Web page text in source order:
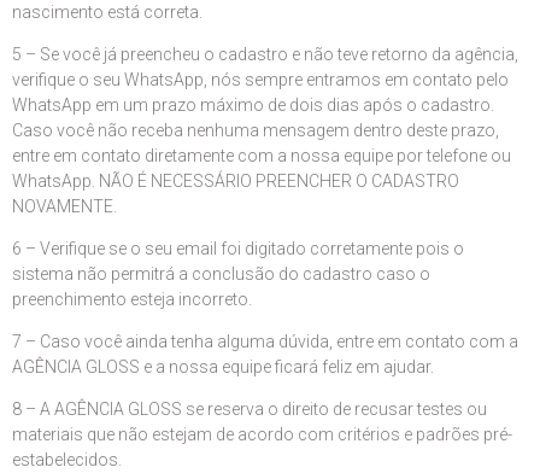
nascimento está correta.
5 – Se você já preencheu o cadastro e não teve retorno da agência,
verifique o seu WhatsApp, nós sempre entramos em contato pelo
WhatsApp em um prazo máximo de dois dias após o cadastro.
Caso você não receba nenhuma mensagem dentro deste prazo,
entre em contato diretamente com a nossa equipe por telefone ou
WhatsApp. NÃO É NECESSÁRIO PREENCHER O CADASTRO
NOVAMENTE.
6 – Verifique se o seu email foi digitado corretamente pois o
sistema não permitrá a conclusão do cadastro caso o
preenchimento esteja incorreto.
7 – Caso você ainda tenha alguma dúvida, entre em contato com a
AGÊNCIA GLOSS e a nossa equipe ficará feliz em ajudar.
8 – A AGÊNCIA GLOSS se reserva o direito de recusar testes ou
materiais que não estejam de acordo com critérios e padrões pré-
estabelecidos.